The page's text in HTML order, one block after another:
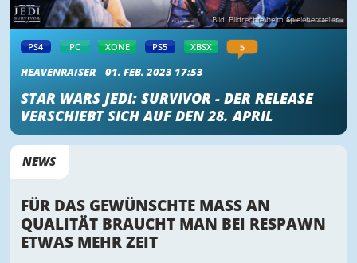
Bild: Bildrechte beim Spielehersteller
PS4 PC XONE PS5 XBSX 5
HEAVENRAISER 01. FEB. 2023 17:53
STAR WARS JEDI: SURVIVOR - DER RELEASE
VERSCHIEBT SICH AUF DEN 28. APRIL
NEWS
FÜR DAS GEWÜNSCHTE MASS AN Q
UALITÄT BRAUCHT MAN BEI RESPAWN E
TWAS MEHR ZEIT